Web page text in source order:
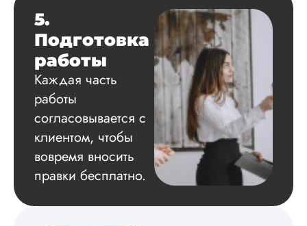
читается
на одном дыхании.
Евгений
Иванович
Вид работы:
Диссертация
Дата:2024-03-25
Кандидатская по
5.
Подготовка
работы
Каждая часть
работы
согласовывается с
клиентом, чтобы
вовремя вносить
правки бесплатно.